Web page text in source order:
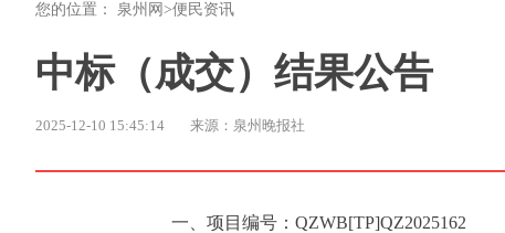
您的位置： 泉州网 >便民资讯
中标（成交）结果公告
2025-12-10 15:45:14 来源：泉州晚报社
一、项目编号：QZWB[TP]QZ2025162